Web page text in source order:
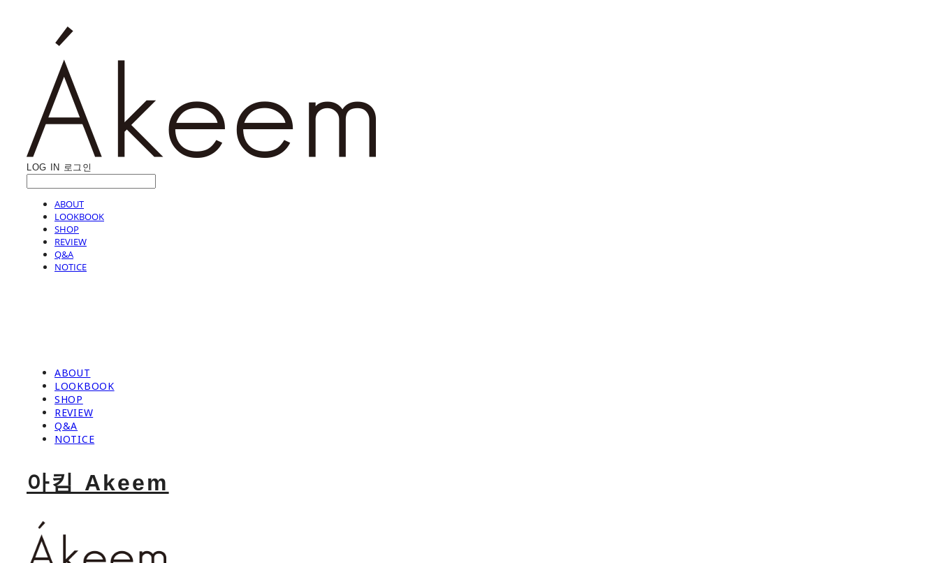
LOG IN 로그인
ABOUT
LOOKBOOK
SHOP
REVIEW
Q&A
NOTICE
ABOUT
LOOKBOOK
SHOP
REVIEW
Q&A
NOTICE
아킴 Akeem